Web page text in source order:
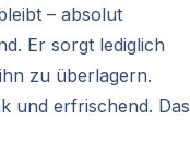
– absolut
Er sorgt lediglich
zu überlagern.
und erfrischend. Das